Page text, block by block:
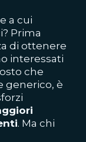
a cui
Prima
di ottenere
interessati
che
generico, è
. Ma chi